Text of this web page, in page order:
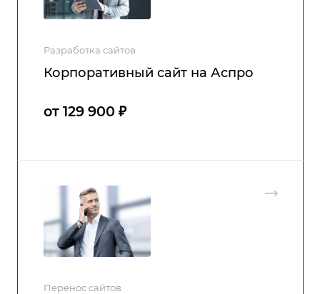
Разработка сайтов
Корпоративный сайт на Аспро
от 129 900 ₽
Перенос сайтов